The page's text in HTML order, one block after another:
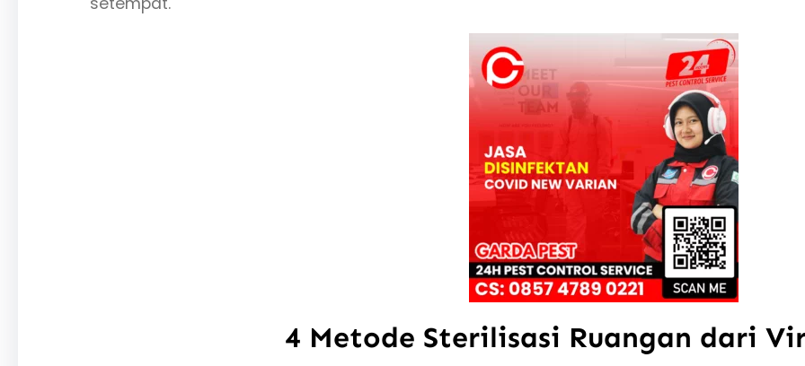
4 Metode Sterilisasi Ruangan dari